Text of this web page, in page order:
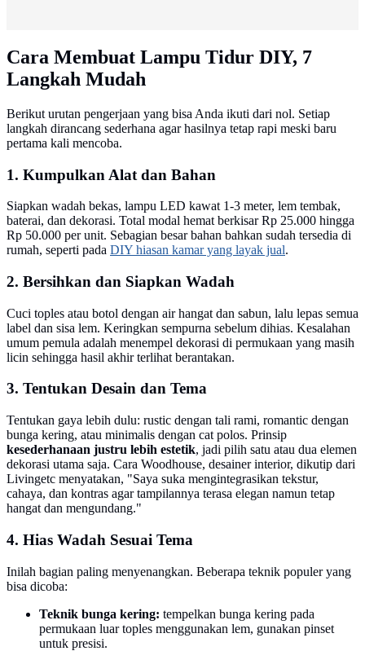
Cara Membuat Lampu Tidur DIY, 7
Langkah Mudah
Berikut urutan pengerjaan yang bisa Anda ikuti dari nol. Setiap
langkah dirancang sederhana agar hasilnya tetap rapi meski baru
pertama kali mencoba.
1. Kumpulkan Alat dan Bahan
Siapkan wadah bekas, lampu LED kawat 1-3 meter, lem tembak,
baterai, dan dekorasi. Total modal hemat berkisar Rp 25.000 hingga
Rp 50.000 per unit. Sebagian besar bahan bahkan sudah tersedia di
rumah, seperti pada DIY hiasan kamar yang layak jual.
2. Bersihkan dan Siapkan Wadah
Cuci toples atau botol dengan air hangat dan sabun, lalu lepas semua
label dan sisa lem. Keringkan sempurna sebelum dihias. Kesalahan
umum pemula adalah menempel dekorasi di permukaan yang masih
licin sehingga hasil akhir terlihat berantakan.
3. Tentukan Desain dan Tema
Tentukan gaya lebih dulu: rustic dengan tali rami, romantic dengan
bunga kering, atau minimalis dengan cat polos. Prinsip
kesederhanaan justru lebih estetik, jadi pilih satu atau dua elemen
dekorasi utama saja. Cara Woodhouse, desainer interior, dikutip dari
Livingetc menyatakan, "Saya suka mengintegrasikan tekstur,
cahaya, dan kontras agar tampilannya terasa elegan namun tetap
hangat dan mengundang."
4. Hias Wadah Sesuai Tema
Inilah bagian paling menyenangkan. Beberapa teknik populer yang
bisa dicoba:
Teknik bunga kering: tempelkan bunga kering pada
permukaan luar toples menggunakan lem, gunakan pinset
untuk presisi.